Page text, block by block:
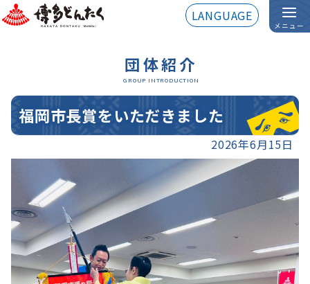
LANGUAGE
メニュー
団体紹介
GROUP INTRODUCTION
福岡市長賞をいただきました
2026年6月15日